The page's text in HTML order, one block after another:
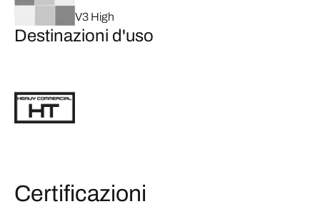
V3 High
Destinazioni d'uso
Certificazioni